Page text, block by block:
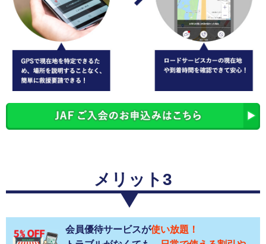
メリット3
会員優待サービスが使い放題！